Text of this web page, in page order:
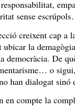
sense
creixent cap
la
democràcia. De
o
han dialogat sinó
en compte la